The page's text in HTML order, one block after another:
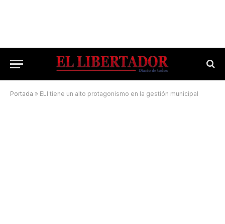
Portada » ELI tiene un alto protagonismo en la gestión municipal